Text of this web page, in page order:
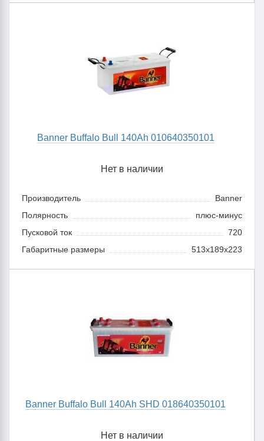
Banner Buffalo Bull 140Ah 010640350101
Нет в наличии
Производитель
Banner
Полярность
плюс-минус
Пусковой ток
720
Габаритные размеры
513x189x223
Banner Buffalo Bull 140Ah SHD 018640350101
Нет в наличии